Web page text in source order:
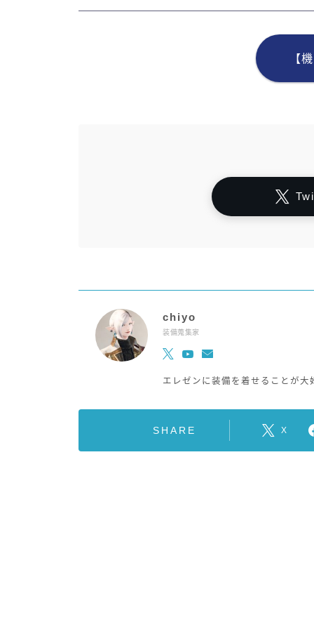
【
chiyo
装備蒐集家
エレゼンに装備を着せることが大
SHARE X